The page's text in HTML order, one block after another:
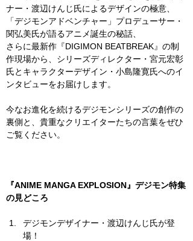
ナー・渡辺けんじ氏によるデザインの極意、
「デジモンアドベンチャー」プロデューサー・
関弘美氏が語るアニメ誕生の秘話、
さらに最新作『DIGIMON BEATBREAK』の制
作現場から、シリーズディレクター・宮元宏彰
氏とキャラクターデザイン・小島隆寛氏へのイ
ンタビューをお届けします。
今なお進化を続けるデジモンシリーズの創作の
裏側と、貴重なクリエイターたちの言葉をぜひ
ご覧ください。
『ANIME MANGA EXPLOSION』デジモン特集
の見どころ
デジモンデザイナー・渡辺けんじ氏が登
場！